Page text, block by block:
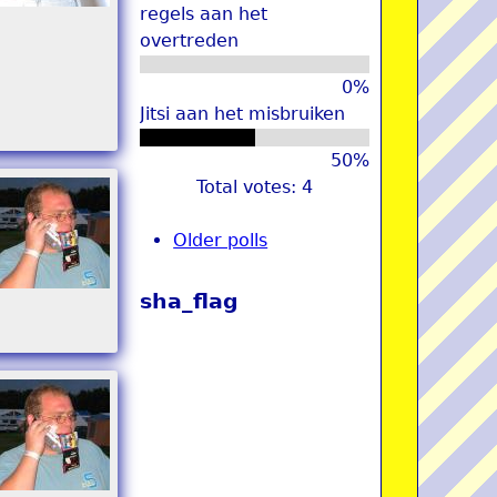
regels aan het
overtreden
0%
Jitsi aan het misbruiken
50%
Total votes: 4
Older polls
sha_flag